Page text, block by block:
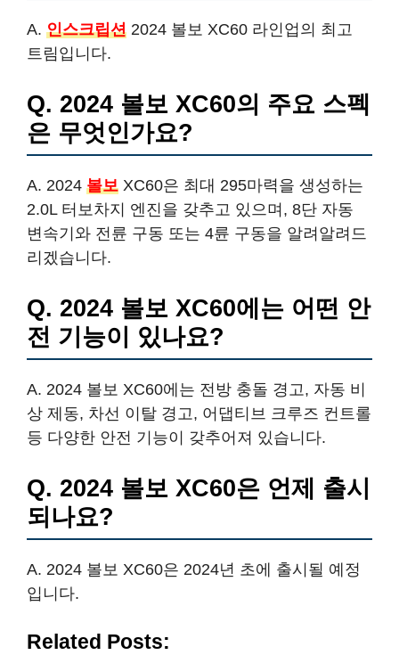
A. 인스크립션 2024 볼보 XC60 라인업의 최고
트림입니다.
Q. 2024 볼보 XC60의 주요 스펙
은 무엇인가요?
A. 2024 볼보 XC60은 최대 295마력을 생성하는
2.0L 터보차지 엔진을 갖추고 있으며, 8단 자동
변속기와 전륜 구동 또는 4륜 구동을 알려알려드
리겠습니다.
Q. 2024 볼보 XC60에는 어떤 안
전 기능이 있나요?
A. 2024 볼보 XC60에는 전방 충돌 경고, 자동 비
상 제동, 차선 이탈 경고, 어댑티브 크루즈 컨트롤
등 다양한 안전 기능이 갖추어져 있습니다.
Q. 2024 볼보 XC60은 언제 출시
되나요?
A. 2024 볼보 XC60은 2024년 초에 출시될 예정
입니다.
Related Posts: